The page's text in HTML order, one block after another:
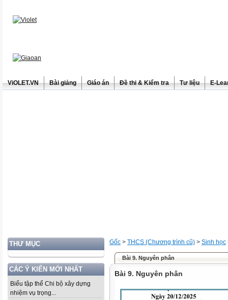
ViOLET.VN Bài giảng Giáo án Đề thi & Kiểm tra Tư liệu E-
THƯ MỤC
CÁC Ý KIẾN MỚI NHẤT
Biểu tập thể Chi bộ xây dựng
nhiệm vụ trọng...
Gốc > THCS (Chương trình cũ) > Sinh học
Bài 9. Nguyên phân
Bài 9. Nguyên phân